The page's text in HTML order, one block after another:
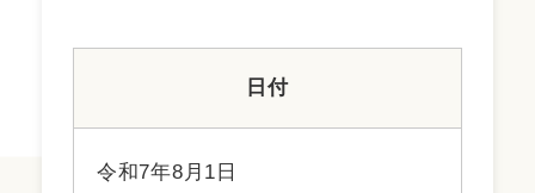
日付
令和7年8月1日